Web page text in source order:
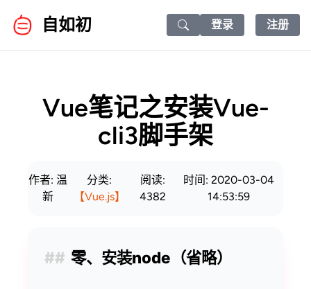
自如初
Search icon
登录 注册
Vue笔记之安装Vue-
cli3脚手架
作者: 温
新
分类:
【Vue.js】
阅读:
4382
时间: 2020-03-04
14:53:59
零、安装node（省略）